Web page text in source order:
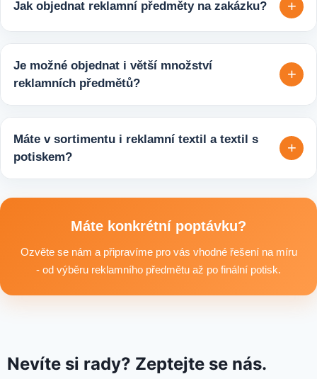
varianty, které jsou vhodné pro firmy, jež chtějí spojit svojí
propagaci s odpovědným přístupem k životnímu prostředí.
Jak objednat reklamní předměty na zakázku? +
počtem kusů a představou o potisku. Následně si s vámi
upřesníme doplňující detaily, doporučíme vhodné varianty
Je možné objednat i větší množství
reklamních předmětů?
+
tisíců kusů pro firmy, eventy, gastro provozy nebo dlouhodobé
reklamní kampaně. Připravíme ideální řešení podle rozpočtu,
Máte v sortimentu i reklamní textil a textil s
potiskem?
+
textilní produkty vhodné pro branding, promo akce i firemní
Máte konkrétní poptávku?
Ozvěte se nám a připravíme pro vás vhodné řešení na míru
- od výběru reklamního předmětu až po finální potisk.
Nevíte si rady? Zeptejte se nás.